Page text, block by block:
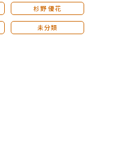
杉野 優花
未分類